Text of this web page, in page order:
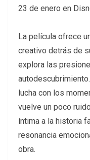
23 de enero en
La película ofrece
creativo detrás de
explora las
lucha con los
vuelve un poco
íntima a la historia
resonancia
obra.